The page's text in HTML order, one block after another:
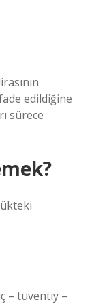
edildiğine
sürece
– tüventiy –